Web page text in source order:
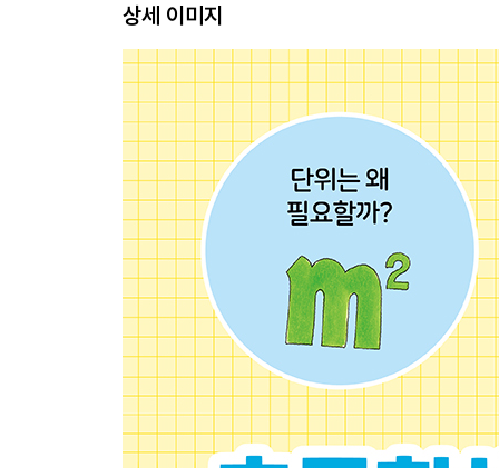
소리의 단위
전파의 단위
속도의 단위
전기의 단위
단위 이야기 올림픽 기록을 측정해요
3장 세상에는 어떤 단위가 있을까요? ……… 45
우주를 측정해요
지구와 세계를 측정해요
날씨를 측정해요
환경을 측정해요
교통수단을 측정해요
상세 이미지